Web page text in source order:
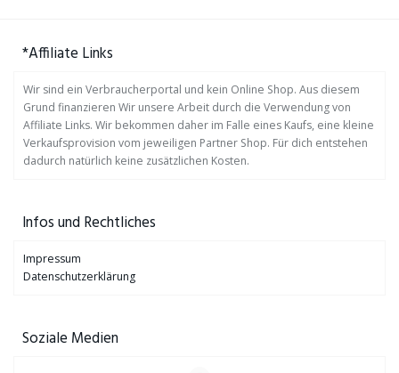
*Affiliate Links
Wir sind ein Verbraucherportal und kein Online Shop. Aus diesem
Grund finanzieren Wir unsere Arbeit durch die Verwendung von
Affiliate Links. Wir bekommen daher im Falle eines Kaufs, eine kleine
Verkaufsprovision vom jeweiligen Partner Shop. Für dich entstehen
dadurch natürlich keine zusätzlichen Kosten.
Infos und Rechtliches
Impressum
Datenschutzerklärung
Soziale Medien